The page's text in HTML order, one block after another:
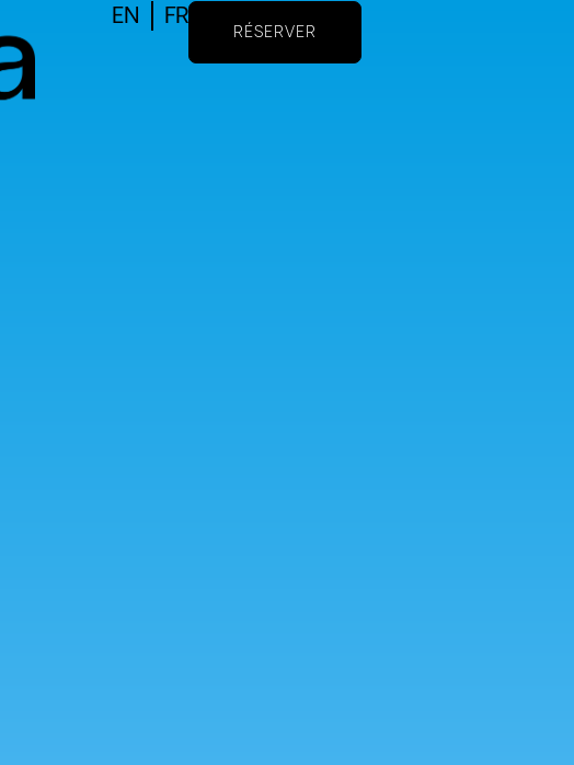
EN FR
RÉSERVER